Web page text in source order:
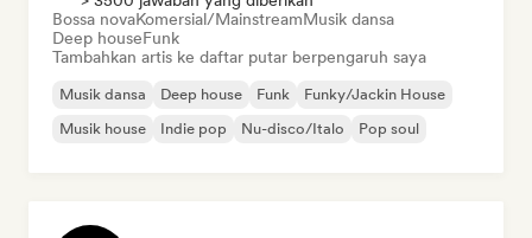
Bossa novaKomersial/MainstreamMusik dansa
Deep houseFunk
Tambahkan artis ke daftar putar berpengaruh saya
Musik dansa Deep house Funk
Funky/Jackin House
Musik house
Indie pop Nu-disco/Italo Pop soul